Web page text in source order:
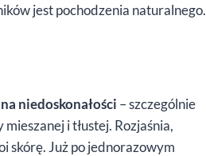
jest pochodzenia naturalnego.
niedoskonałości – szczególnie
i tłustej. Rozjaśnia,
skórę. Już po jednorazowym